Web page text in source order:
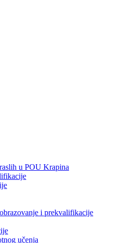
u POU Krapina
i prekvalifikacije
učenja